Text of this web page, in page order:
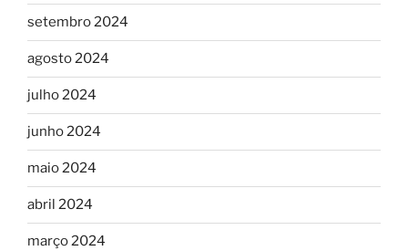
setembro 2024
agosto 2024
julho 2024
junho 2024
maio 2024
abril 2024
março 2024